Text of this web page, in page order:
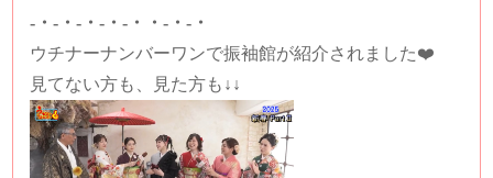
-・-・-・-・-・・-・-・
ウチナーナンバーワンで振袖館が紹介されました❤️
見てない方も、見た方も↓↓